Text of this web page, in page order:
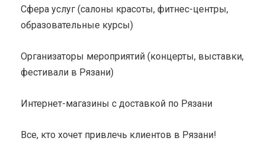
Сфера услуг (салоны красоты, фитнес-центры,
образовательные курсы)
Организаторы мероприятий (концерты, выставки,
фестивали в Рязани)
Интернет-магазины с доставкой по Рязани
Все, кто хочет привлечь клиентов в Рязани!